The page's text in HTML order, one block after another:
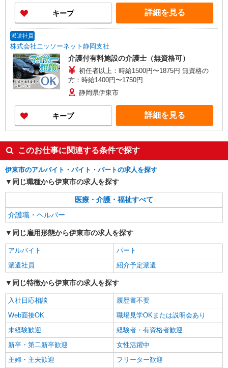
時にご相談ください。 ◆交通費：別途全額支給 ※
当社規定あり
キープ 詳細を見る
派遣社員
株式会社ニッソーネット静岡支社
介護付有料施設の介護士（無資格可）
初任者以上：時給1500円〜1875円 無資格の
方：時給1400円〜1750円
静岡県伊東市
キープ 詳細を見る
このお仕事に関連する条件で探す
伊東市のアルバイト・バイト・パートの求人を探す
同じ職種から伊東市の求人を探す
医療・介護・福祉すべて
介護職・ヘルパー
同じ雇用形態から伊東市の求人を探す
アルバイト
パート
派遣社員
紹介予定派遣
同じ特徴から伊東市の求人を探す
入社日応相談
履歴書不要
Web面接OK
職場見学OKまたは説明会あり
未経験歓迎
経験者・有資格者歓迎
新卒・第二新卒歓迎
女性活躍中
主婦・主夫歓迎
フリーター歓迎